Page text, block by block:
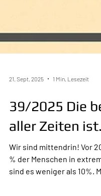
21. Sept. 2025 1 Min. Lesezeit
39/2025 Die
aller Zeiten